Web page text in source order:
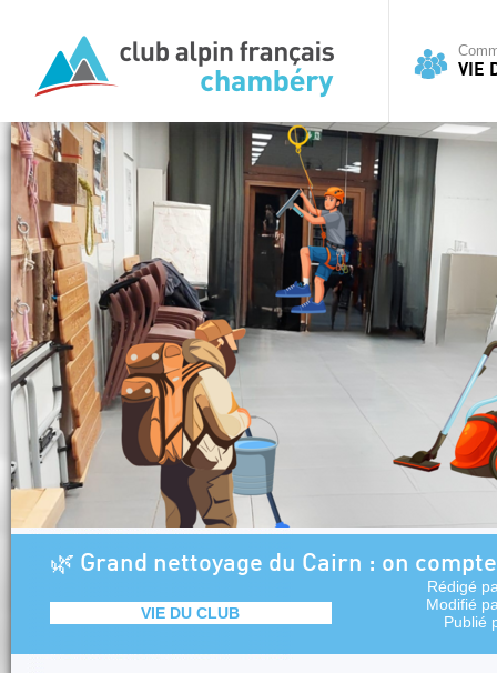
VIE
🌿 Grand nettoyage du Cairn : on
VIE DU CLUB
Rédigé
Modifié
Publié